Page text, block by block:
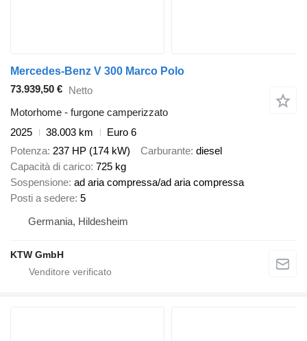
Mercedes-Benz V 300 Marco Polo
73.939,50 € Netto
Motorhome - furgone camperizzato
2025
38.003 km
Euro 6
Potenza 237 HP (174 kW) Carburante diesel
Capacità di carico 725 kg
Sospensione ad aria compressa/ad aria compressa
Posti a sedere 5
Germania, Hildesheim
KTW GmbH